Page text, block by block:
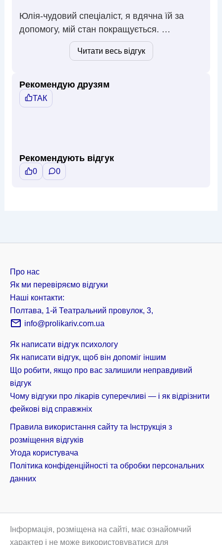
Юлія-чудовий спеціаліст, я вдячна їй за
допомогу, мій стан покращується. …
Читати весь відгук
Рекомендую друзям
ТАК
Рекомендують відгук
0 0
Про нас
Як ми перевіряємо відгуки
Наші контакти:
Полтава, 1-й Театральний провулок, 3,
info@prolikariv.com.ua
Як написати відгук психологу
Як написати відгук, щоб він допоміг іншим
Що робити, якщо про вас залишили неправдивий
відгук
Чому відгуки про лікарів суперечливі — і як відрізнити
фейкові від справжніх
Правила використання сайту та Інструкція з
розміщення відгуків
Угода користувача
Політика конфіденційності та обробки персональних
данних
Інформація, розміщена на сайті, має ознайомчий
характер і не може використовуватися для